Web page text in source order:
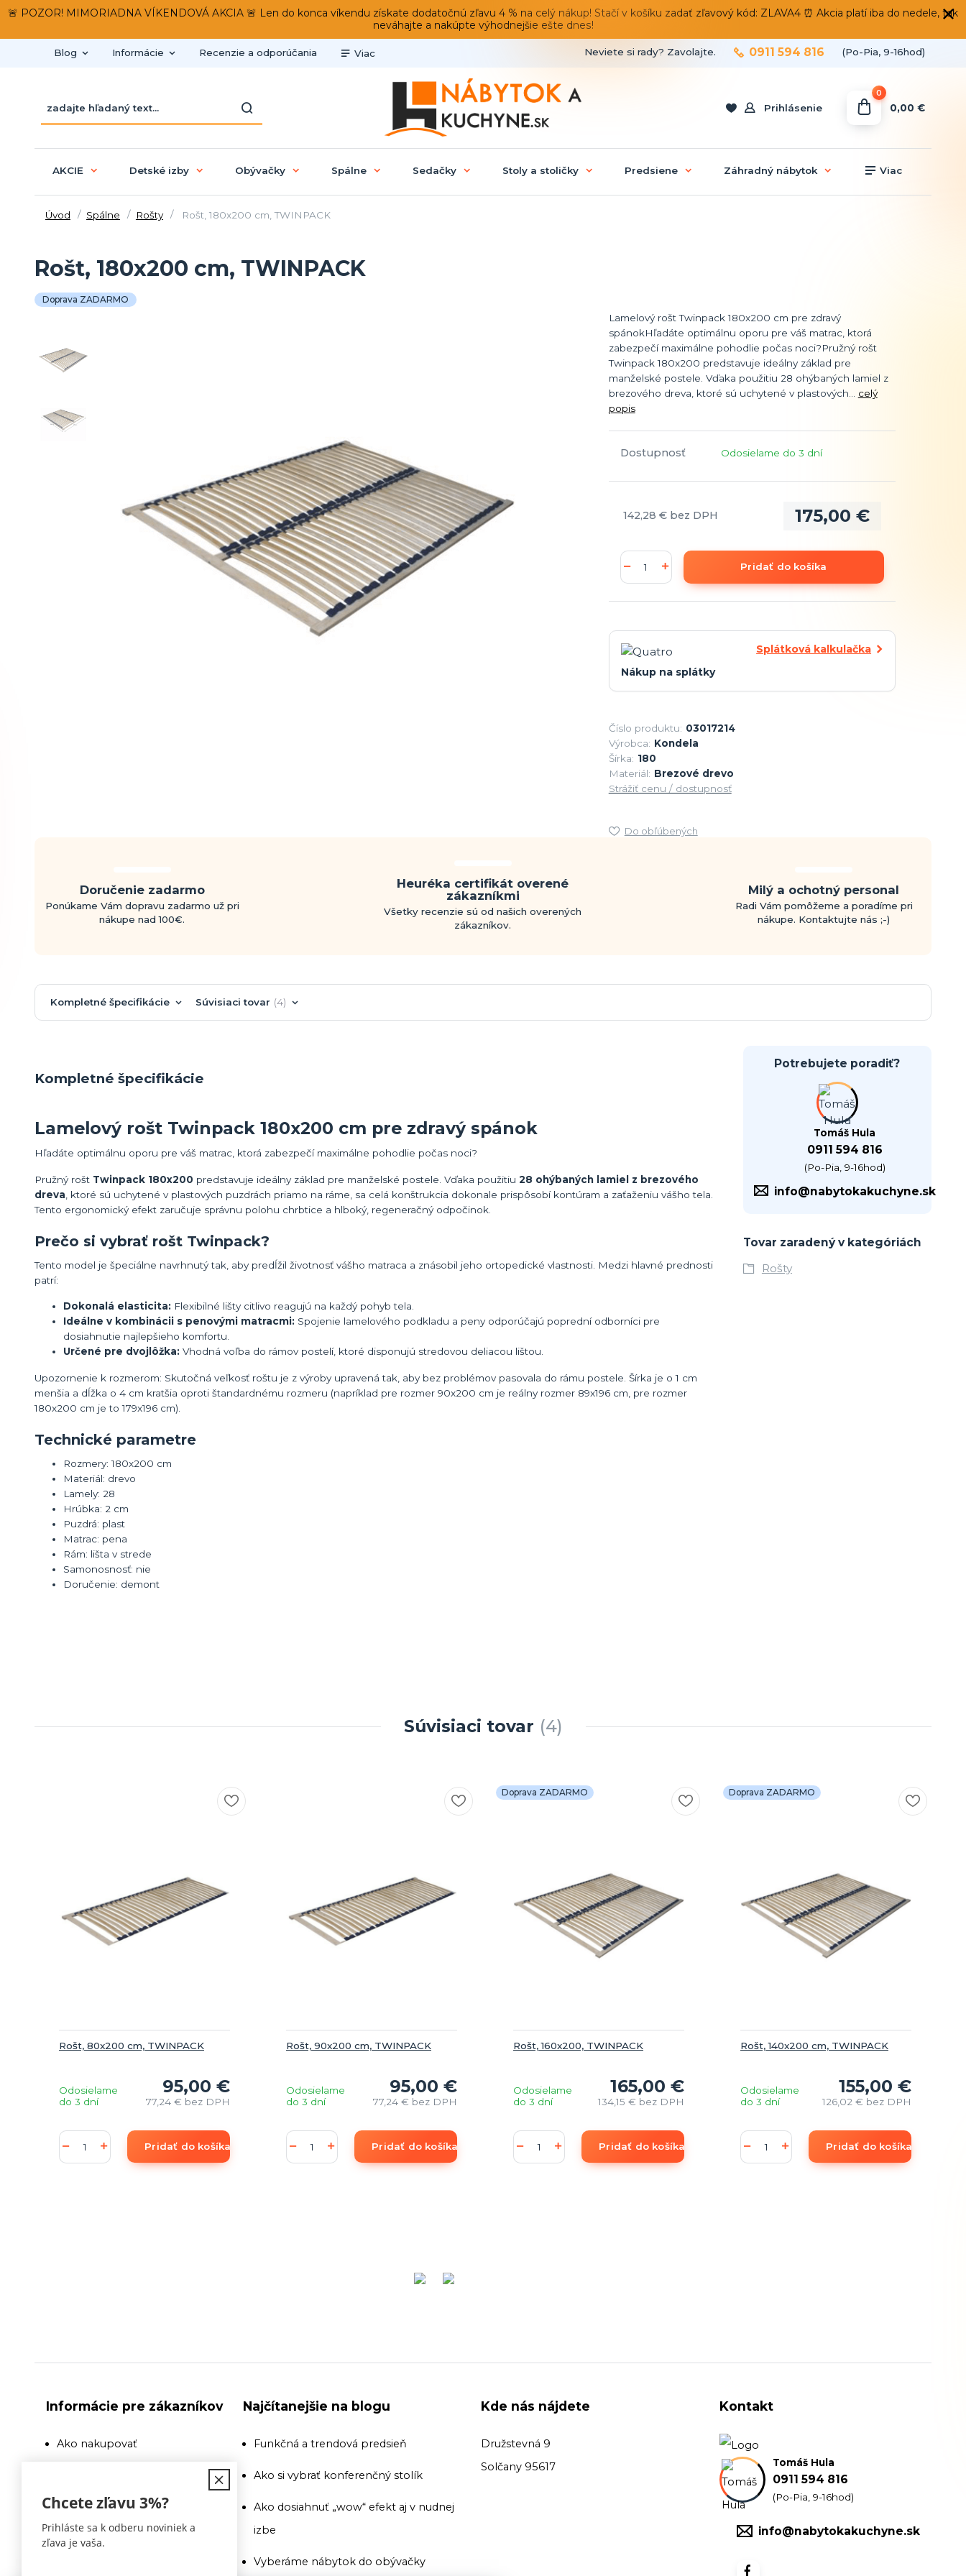
🚨 POZOR! MIMORIADNA VÍKENDOVÁ AKCIA 🚨 Len do konca víkendu získate dodatočnú zľavu 4 % na celý nákup! Stačí v košíku zadať zľavový kód: ZLAVA4 ⏰ Akcia platí iba do nedele, tak
neváhajte a nakúpte výhodnejšie ešte dnes!
Blog Informácie Recenzie a odporúčania Viac
Prihlásenie
Neviete si rady? Zavolajte. 0911 594 816 (Po-Pia, 9-16hod)
0
0,00 €
AKCIE Detské izby Obývačky Spálne Sedačky Stoly a stoličky Predsiene Záhradný nábytok Viac
Úvod Spálne Rošty Rošt, 180x200 cm, TWINPACK
Rošt, 180x200 cm, TWINPACK
Doprava ZADARMO
Lamelový rošt Twinpack 180x200 cm pre zdravý
spánokHľadáte optimálnu oporu pre váš matrac, ktorá
zabezpečí maximálne pohodlie počas noci?Pružný rošt
Twinpack 180x200 predstavuje ideálny základ pre
manželské postele. Vďaka použitiu 28 ohýbaných lamiel z
brezového dreva, ktoré sú uchytené v plastových... celý
popis
Dostupnosť Odosielame do 3 dní
175,00 €
142,28 € bez DPH
Pridať do košíka
Splátková kalkulačka
Nákup na splátky
Číslo produktu: 03017214
Výrobca: Kondela
Šírka: 180
Materiál: Brezové drevo
Strážiť cenu / dostupnosť
Do obľúbených
Doručenie zadarmo
Ponúkame Vám dopravu zadarmo už pri
nákupe nad 100€.
Heuréka certifikát overené
zákazníkmi
Všetky recenzie sú od našich overených
zákazníkov.
Milý a ochotný personal
Radi Vám pomôžeme a poradíme pri
nákupe. Kontaktujte nás ;-)
Kompletné špecifikácie Súvisiaci tovar 4
Kompletné špecifikácie
Lamelový rošt Twinpack 180x200 cm pre zdravý spánok
Hľadáte optimálnu oporu pre váš matrac, ktorá zabezpečí maximálne pohodlie počas noci?
Pružný rošt Twinpack 180x200 predstavuje ideálny základ pre manželské postele. Vďaka použitiu 28 ohýbaných lamiel z brezového
dreva , ktoré sú uchytené v plastových puzdrách priamo na ráme, sa celá konštrukcia dokonale prispôsobí kontúram a zaťaženiu vášho tela.
Tento ergonomický efekt zaručuje správnu polohu chrbtice a hlboký, regeneračný odpočinok.
Prečo si vybrať rošt Twinpack?
Tento model je špeciálne navrhnutý tak, aby predĺžil životnosť vášho matraca a znásobil jeho ortopedické vlastnosti. Medzi hlavné prednosti
patrí:
Dokonalá elasticita: Flexibilné lišty citlivo reagujú na každý pohyb tela.
Ideálne v kombinácii s penovými matracmi: Spojenie lamelového podkladu a peny odporúčajú poprední odborníci pre
dosiahnutie najlepšieho komfortu.
Určené pre dvojlôžka: Vhodná voľba do rámov postelí, ktoré disponujú stredovou deliacou lištou.
Upozornenie k rozmerom: Skutočná veľkosť roštu je z výroby upravená tak, aby bez problémov pasovala do rámu postele. Šírka je o 1 cm
menšia a dĺžka o 4 cm kratšia oproti štandardnému rozmeru (napríklad pre rozmer 90x200 cm je reálny rozmer 89x196 cm, pre rozmer
180x200 cm je to 179x196 cm).
Technické parametre
Rozmery: 180x200 cm
Materiál: drevo
Lamely: 28
Hrúbka: 2 cm
Puzdrá: plast
Matrac: pena
Rám: lišta v strede
Samonosnosť: nie
Doručenie: demont
Potrebujete poradiť?
Tomáš Hula
0911 594 816
(Po-Pia, 9-16hod)
info@nabytokakuchyne.sk
Tovar zaradený v kategóriách
Rošty
Súvisiaci tovar 4
Rošt, 80x200 cm, TWINPACK
95,00 €
77,24 € bez DPH
Odosielame
do 3 dní
Pridať do košíka
Rošt, 90x200 cm, TWINPACK
95,00 €
77,24 € bez DPH
Odosielame
do 3 dní
Pridať do košíka
Doprava ZADARMO
Rošt, 160x200, TWINPACK
165,00 €
134,15 € bez DPH
Odosielame
do 3 dní
Pridať do košíka
Doprava ZADARMO
Rošt, 140x200 cm, TWINPACK
155,00 €
126,02 € bez DPH
Odosielame
do 3 dní
Pridať do košíka
Informácie pre zákazníkov
Ako nakupovať
Recenzie a odporúčania
Obchodné podmienky
Najčítanejšie na blogu
Funkčná a trendová predsieň
Ako si vybrať konferenčný stolík
Ako dosiahnuť „wow“ efekt aj v nudnej
izbe
Vyberáme nábytok do obývačky
Kde nás nájdete
Družstevná 9
Solčany 95617
Kontakt
Tomáš Hula
0911 594 816
(Po-Pia, 9-16hod)
info@nabytokakuchyne.sk
Chcete zľavu 3%?
Prihláste sa k odberu noviniek a
zľava je vaša.